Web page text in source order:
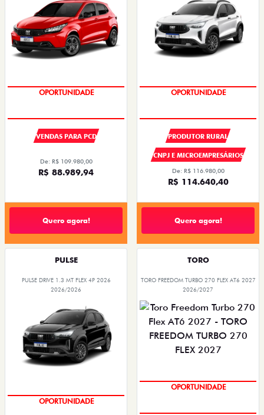
OPORTUNIDADE
VENDAS PARA PCD
De: R$ 109.980,00
R$ 88.989,94
Quero agora!
PRODUTOR RURAL
CNPJ E MICROEMPRESÁRIOS
De: R$ 116.980,00
R$ 114.640,40
Quero agora!
PULSE
PULSE DRIVE 1.3 MT FLEX 4P 2026
2026/2026
OPORTUNIDADE
TORO
TORO FREEDOM TURBO 270 FLEX AT6 2027
2026/2027